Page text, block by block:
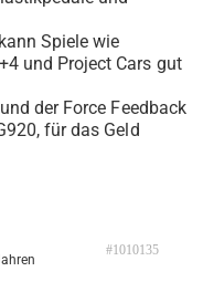
Spiele wie
und Project Cars gut
der Force Feedback
für das Geld
#1010135